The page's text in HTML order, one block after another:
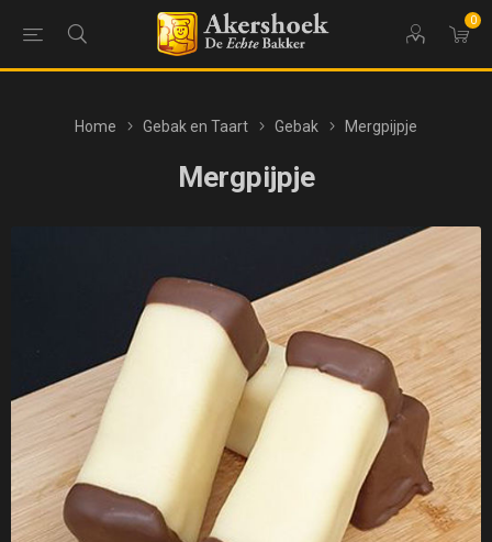
0
Home Gebak en Taart Gebak Mergpijpje
Mergpijpje